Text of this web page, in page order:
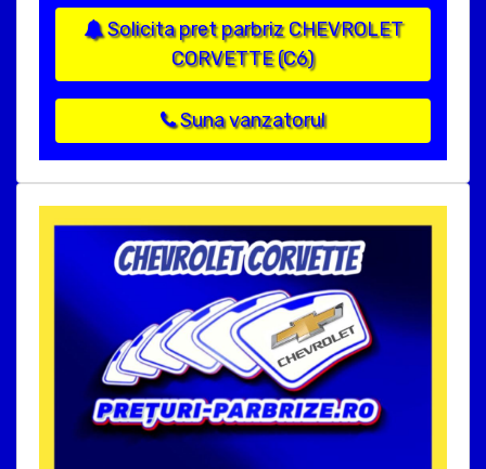
Solicita pret parbriz CHEVROLET
CORVETTE (C6)
Suna vanzatorul